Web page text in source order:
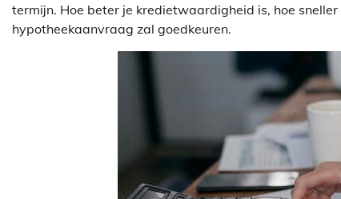
termijn. Hoe beter je kredietwaardigheid is, hoe
hypotheekaanvraag zal goedkeuren.